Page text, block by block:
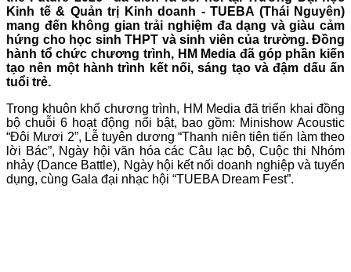
Kinh tế & Quản trị Kinh doanh - TUEBA (Thái Nguyên)
mang đến không gian trải nghiệm đa dạng và giàu cảm
hứng cho học sinh THPT và sinh viên của trường. Đồng
hành tổ chức chương trình, HM Media đã góp phần kiến
tạo nên một hành trình kết nối, sáng tạo và đậm dấu ấn
tuổi trẻ.
Trong khuôn khổ chương trình, HM Media đã triển khai đồng
bộ chuỗi 6 hoạt động nổi bật, bao gồm: Minishow Acoustic
“Đôi Mươi 2”, Lễ tuyên dương “Thanh niên tiên tiến làm theo
lời Bác”, Ngày hội văn hóa các Câu lạc bộ, Cuộc thi Nhóm
nhảy (Dance Battle), Ngày hội kết nối doanh nghiệp và tuyển
dụng, cùng Gala đại nhạc hội “TUEBA Dream Fest”.